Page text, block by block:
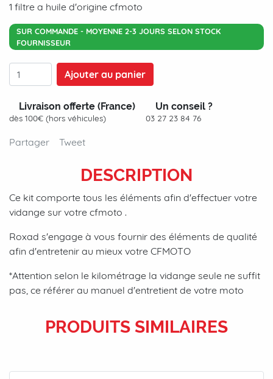
1 filtre a huile d'origine cfmoto
SUR COMMANDE - MOYENNE 2-3 JOURS SELON STOCK
FOURNISSEUR
Ajouter au panier
Livraison offerte (France)
dès 100€ (hors véhicules)
Un conseil ?
03 27 23 84 76
Partager Tweet
DESCRIPTION
Ce kit comporte tous les éléments afin d'effectuer votre
vidange sur votre cfmoto .
Roxad s'engage à vous fournir des éléments de qualité
afin d'entretenir au mieux votre CFMOTO
*Attention selon le kilométrage la vidange seule ne suffit
pas, ce référer au manuel d'entretient de votre moto
PRODUITS SIMILAIRES